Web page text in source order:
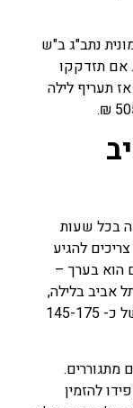
נתב"ג ב"ש
בתעריף יום בערך 405-470 ₪. אם תזדקקו
תעריף לילה
בכל שעות
להגיע
הוא בערך –
אביב בלילה,
תעריף לילה ינוע בין הטווחים הממוצעים של כ- 145-175
מתגוררים.
להזמין